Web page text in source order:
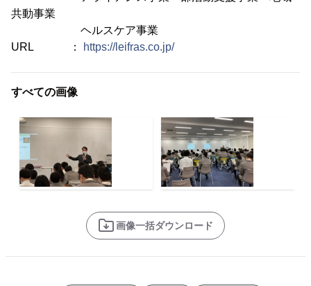
共動事業
ヘルスケア事業
URL ：
https://leifras.co.jp/
すべての画像
画像一括ダウンロード